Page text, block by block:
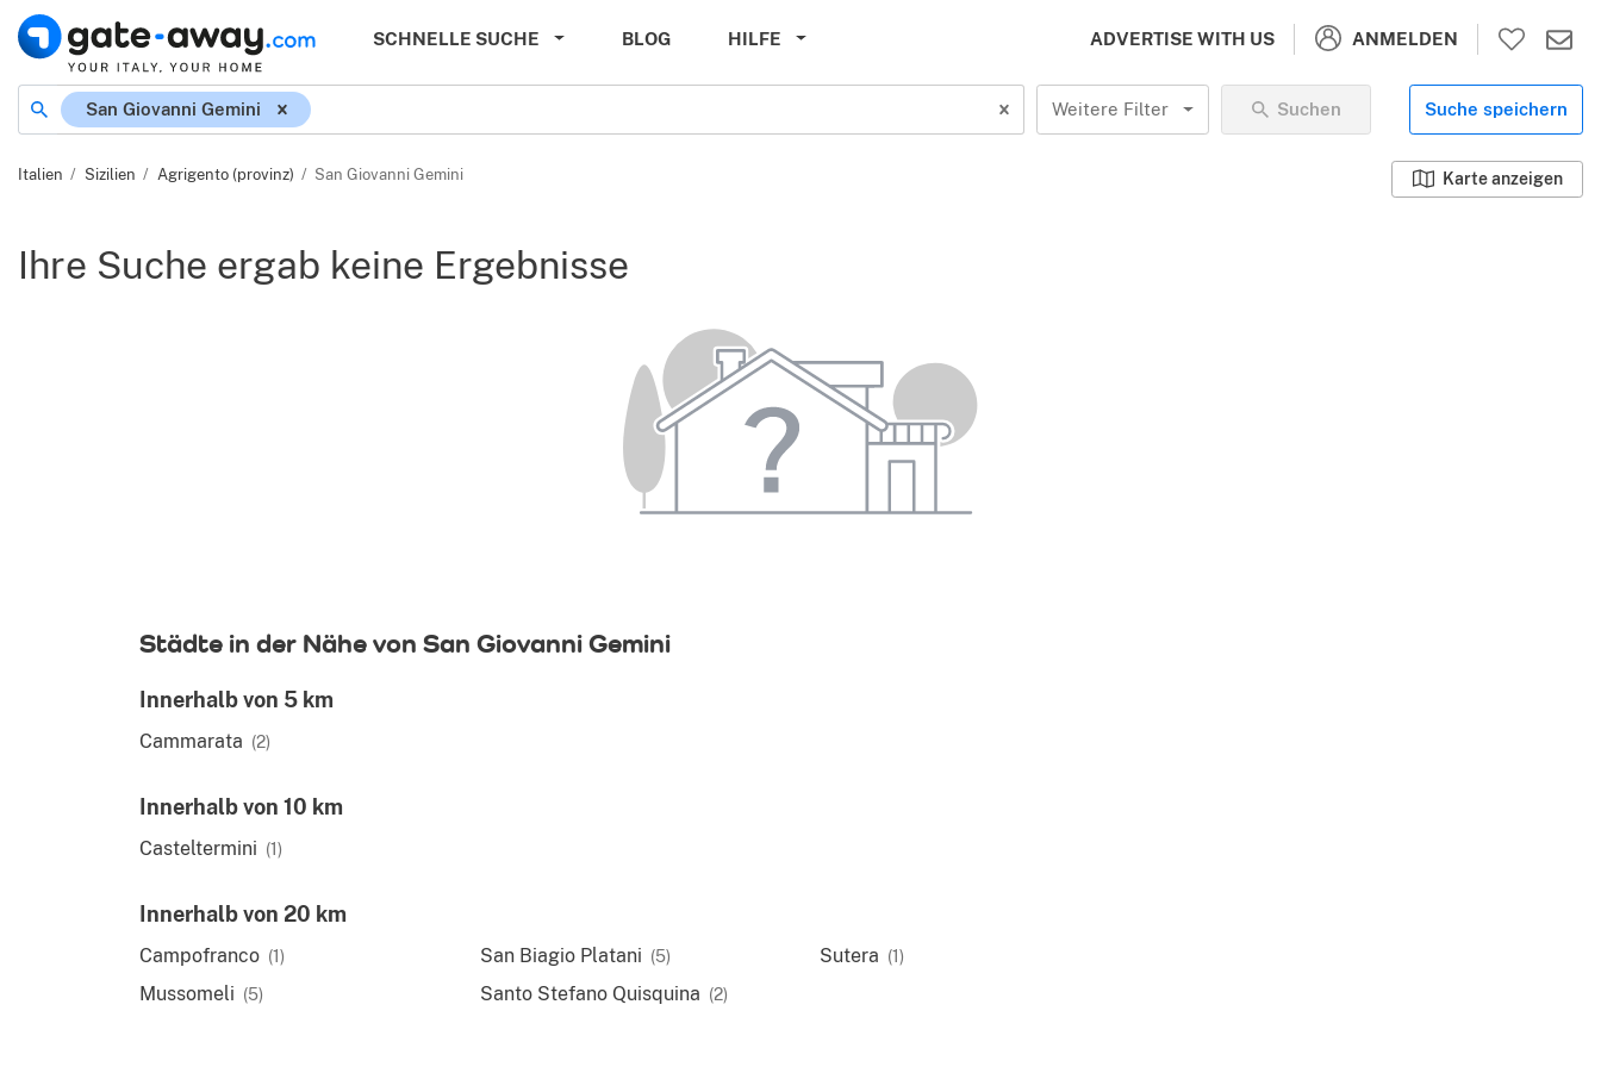
SCHNELLE SUCHE BLOG HILFE ADVERTISE WITH US ANMELDEN
Ort
San Giovanni Gemini Weitere Filter Suchen Suche speichern
Italien Sizilien Agrigento (provinz) San Giovanni Gemini Karte anzeigen
Ihre Suche ergab keine Ergebnisse
Städte in der Nähe von San Giovanni Gemini
Innerhalb von 5 km
Cammarata (2)
Innerhalb von 10 km
Casteltermini (1)
Innerhalb von 20 km
Campofranco (1)
Mussomeli (5)
San Biagio Platani (5)
Santo Stefano Quisquina (2)
Sutera (1)